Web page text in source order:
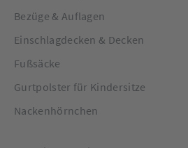
Bezüge & Auflagen
Einschlagdecken & Decken
Fußsäcke
Gurtpolster für Kindersitze
Nackenhörnchen